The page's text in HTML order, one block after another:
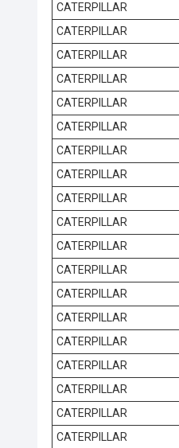
CATERPILLAR
CATERPILLAR
CATERPILLAR
CATERPILLAR
CATERPILLAR
CATERPILLAR
CATERPILLAR
CATERPILLAR
CATERPILLAR
CATERPILLAR
CATERPILLAR
CATERPILLAR
CATERPILLAR
CATERPILLAR
CATERPILLAR
CATERPILLAR
CATERPILLAR
CATERPILLAR
CATERPILLAR